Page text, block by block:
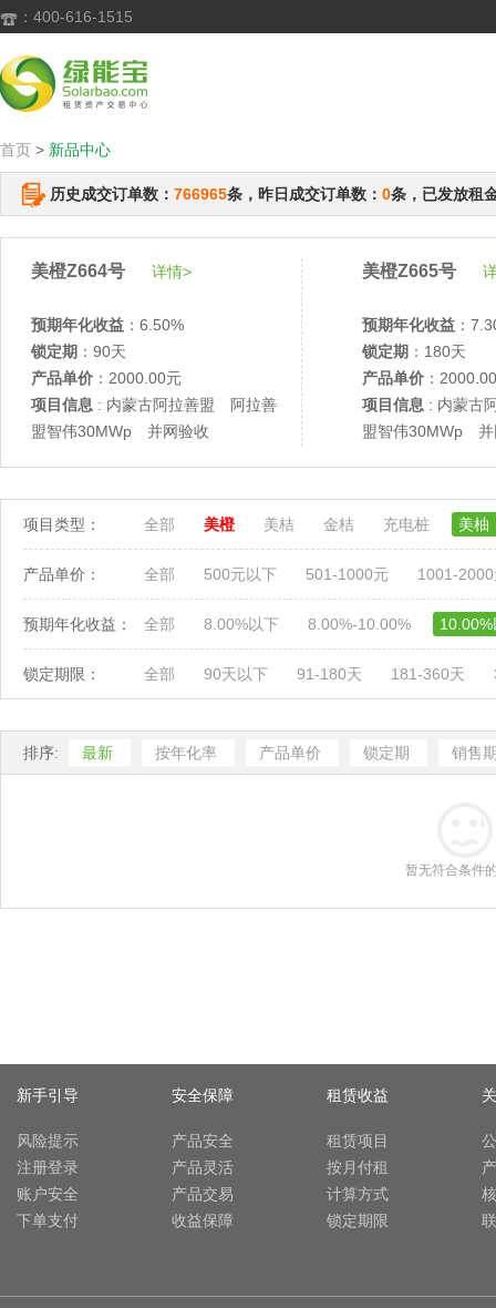
 ：400-616-1515
首页 > 新品中心
历史成交订单数： 766965条，昨日成交订单数： 0条，已发放租
美橙Z664号 详情>
预期年化收益 ：6.50%
锁定期 ：90天
产品单价 ：2000.00元
项目信息 : 内蒙古阿拉善盟 阿拉善
盟智伟30MWp 并网验收
美橙Z665号
预期年化收益 ：
锁定期 ：180天
产品单价 ：
项目信息 : 内蒙古
盟智伟30MWp 并
项目类型： 全部 美橙 美桔 金桔 充电桩 美柚
产品单价： 全部 500元以下 501-1000元 1001-
预期年化收益： 全部 8.00%以下 8.00%-10.00%
锁定期限： 全部 90天以下 91-180天 181-360天
排序: 最新 按年化率 产品单价 锁定期 销售
暂无符合条件
新手引导
风险提示
注册登录
账户安全
下单支付
安全保障
产品安全
产品灵活
产品交易
收益保障
租赁收益
租赁项目
按月付租
计算方式
锁定期限